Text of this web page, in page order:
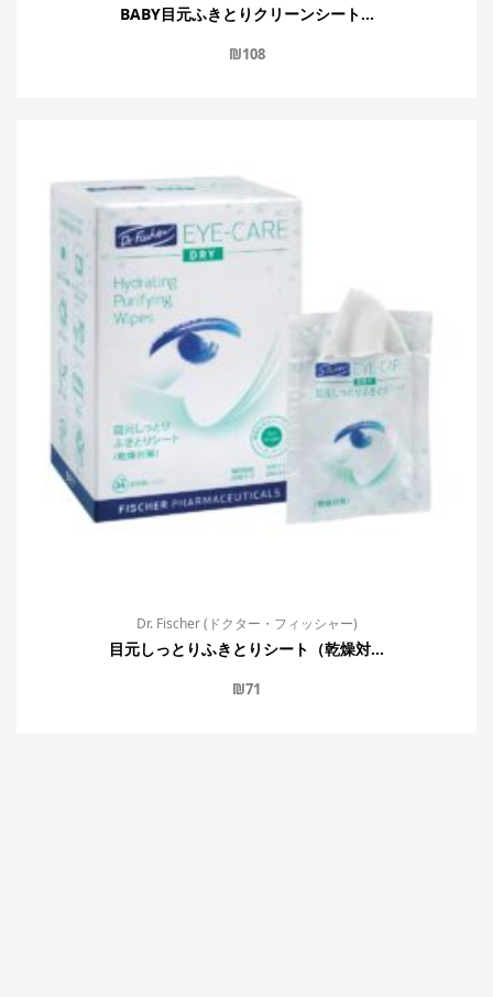
BABY目元ふきとりクリーンシート...
₪108
Dr. Fischer (ドクター・フィッシャー)
目元しっとりふきとりシート（乾燥対...
₪71